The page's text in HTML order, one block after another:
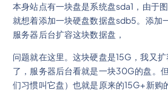
本身站点有一块盘是系统盘sda1，由于
就想着添加一块硬盘数据盘sdb5。添加
服务器后台扩容这块数据盘，
问题就在这里。这块硬盘是15G，我又
了，服务器后台看就是一块30G的盘。
们习惯叫它盘）也就是原来的15G+新购